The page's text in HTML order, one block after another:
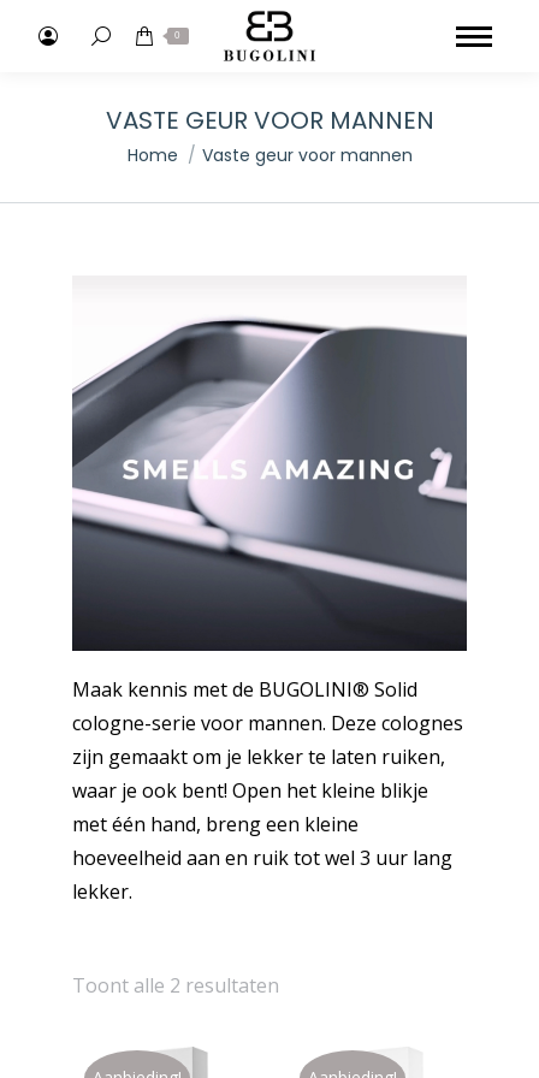
Search: 0
VASTE GEUR VOOR MANNEN
Je bent hier:
Home Vaste geur voor mannen
Maak kennis met de BUGOLINI® Solid
cologne-serie voor mannen. Deze colognes
zijn gemaakt om je lekker te laten ruiken,
waar je ook bent! Open het kleine blikje
met één hand, breng een kleine
hoeveelheid aan en ruik tot wel 3 uur lang
lekker.
Toont alle 2 resultaten